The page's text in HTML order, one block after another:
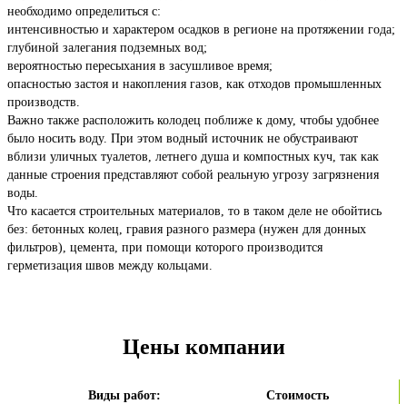
необходимо определиться с:
интенсивностью и характером осадков в регионе на протяжении года;
глубиной залегания подземных вод;
вероятностью пересыхания в засушливое время;
опасностью застоя и накопления газов, как отходов промышленных
производств.
Важно также расположить колодец поближе к дому, чтобы удобнее
было носить воду. При этом водный источник не обустраивают
вблизи уличных туалетов, летнего душа и компостных куч, так как
данные строения представляют собой реальную угрозу загрязнения
воды.
Что касается строительных материалов, то в таком деле не обойтись
без: бетонных колец, гравия разного размера (нужен для донных
фильтров), цемента, при помощи которого производится
герметизация швов между кольцами.
Цены компании
Виды работ:
Стоимость